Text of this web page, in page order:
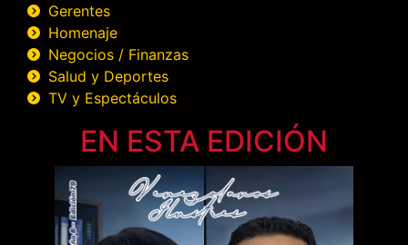
Gerentes
Homenaje
Negocios / Finanzas
Salud y Deportes
TV y Espectáculos
EN ESTA EDICIÓN